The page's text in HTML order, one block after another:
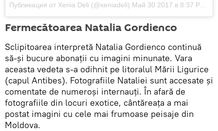
Fermecătoarea Natalia Gordienco
Sclipitoarea interpretă Natalia Gordienco continuă
să-și bucure abonații cu imagini minunate. Vara
aceasta vedeta s-a odihnit pe litoralul Mării Ligurice
(capul Antibes). Fotografiile Nataliei sunt accesate și
comentate de numeroși internauți. În afară de
fotografiile din locuri exotice, cântăreața a mai
postat imagini cu cele mai frumoase peisaje din
Moldova.